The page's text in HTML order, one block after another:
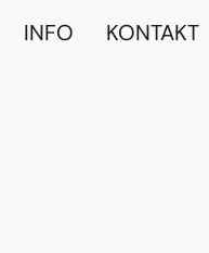
INFO KONTAKT